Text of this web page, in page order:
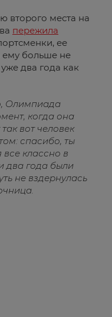
второго места на
пережила
ее
ему больше не
два года как
Олимпиада
когда она
вот человек
спасибо, ты
классно в
два года были
не вздернулась